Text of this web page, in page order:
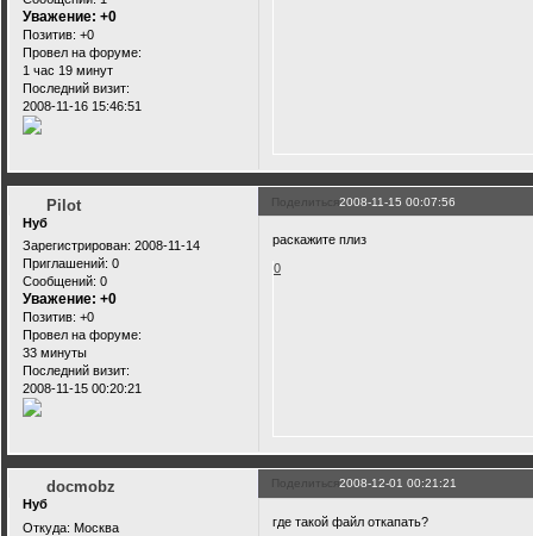
Уважение: +0
Позитив: +0
Провел на форуме:
1 час 19 минут
Последний визит:
2008-11-16 15:46:51
Поделиться2008-11-15 00:07:56
Pilot
Нуб
Зарегистрирован: 2008-11-14
Приглашений: 0
Сообщений: 0
Уважение: +0
Позитив: +0
Провел на форуме:
33 минуты
Последний визит:
2008-11-15 00:20:21
раскажите плиз
0
Поделиться2008-12-01 00:21:21
docmobz
Нуб
Откуда: Москва
где такой файл откапать?